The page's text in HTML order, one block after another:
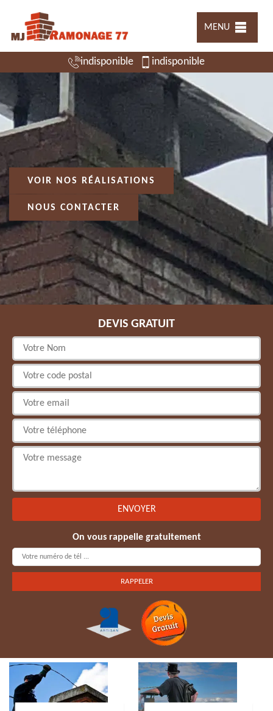
MENU
indisponible indisponible
VOIR NOS RÉALISATIONS
NOUS CONTACTER
DEVIS GRATUIT
On vous rappelle gratuitement